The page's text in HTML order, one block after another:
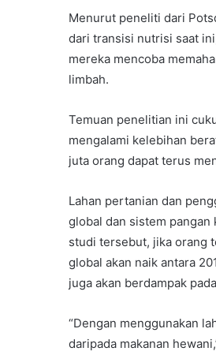
Menurut peneliti dari
dari transisi nutrisi saat
mereka mencoba
limbah.
Temuan penelitian ini
mengalami kelebihan
juta orang dapat terus
Lahan pertanian dan
global dan sistem
studi tersebut, jika orang
global akan naik antara
juga akan berdampak
“Dengan menggunakan
daripada makanan